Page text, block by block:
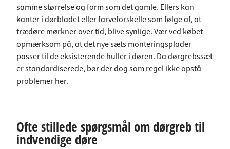
samme størrelse og form som det gamle. Ellers kan
kanter i dørbladet eller farveforskelle som følge af, at
trædøre mørkner over tid, blive synlige. Vær ved købet
opmærksom på, at det nye sæts monteringsplader
passer til de eksisterende huller i døren. Da dørgrebssæt
er standardiserede, bør der dog som regel ikke opstå
problemer her.
Ofte stillede spørgsmål om dørgreb til
indvendige døre